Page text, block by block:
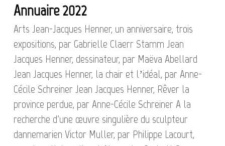
Annuaire 2022
Arts Jean-Jacques Henner, un anniversaire, trois
expositions, par Gabrielle Claerr Stamm Jean
Jacques Henner, dessinateur, par Maëva Abellard
Jean Jacques Henner, la chair et l’idéal, par Anne-
Cécile Schreiner Jean Jacques Henner, Rêver la
province perdue, par Anne-Cécile Schreiner A la
recherche d'une œuvre singulière du sculpteur
dannemarien Victor Muller, par Philippe Lacourt,